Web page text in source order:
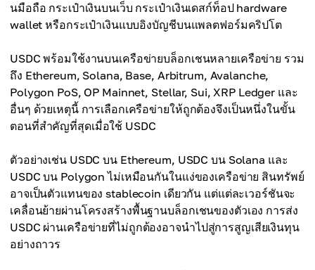
นมือถือ กระเป๋าเงินบนเว็บ กระเป๋าเงินเดสก์ท็อป hardware
wallet หรือกระเป๋าเงินแบบอิงบัญชีบนแพลตฟอร์มคริปโต
USDC พร้อมใช้งานบนเครือข่ายบล็อกเชนหลายเครือข่าย รวม
ถึง Ethereum, Solana, Base, Arbitrum, Avalanche,
Polygon PoS, OP Mainnet, Stellar, Sui, XRP Ledger และ
อื่นๆ ด้วยเหตุนี้ การเลือกเครือข่ายให้ถูกต้องจึงเป็นหนึ่งในขั้น
ตอนที่สำคัญที่สุดเมื่อใช้ USDC
ตัวอย่างเช่น USDC บน Ethereum, USDC บน Solana และ
USDC บน Polygon ไม่เหมือนกันในแง่ของเครือข่าย สินทรัพย์
อาจเป็นตัวแทนของ stablecoin เดียวกัน แต่แต่ละเวอร์ชันจะ
เคลื่อนย้ายผ่านโครงสร้างพื้นฐานบล็อกเชนของตัวเอง การส่ง
USDC ผ่านเครือข่ายที่ไม่ถูกต้องอาจนำไปสู่การสูญเสียเงินทุน
อย่างถาวร